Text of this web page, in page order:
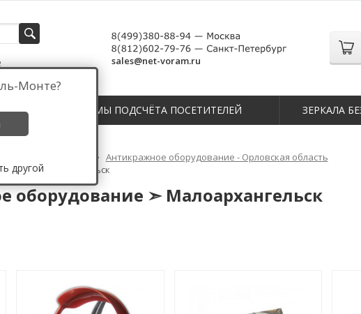
Монте?
другой
sales@net-voram.ru
ДАТЧИКИ И СИСТЕМЫ ПОДСЧЁТА ПОСЕТИТЕЛЕЙ ЗЕРКАЛА
Антикражное оборудование - Орловская область
➣ Малоархангельск
оборудование ➣ Малоархангельск